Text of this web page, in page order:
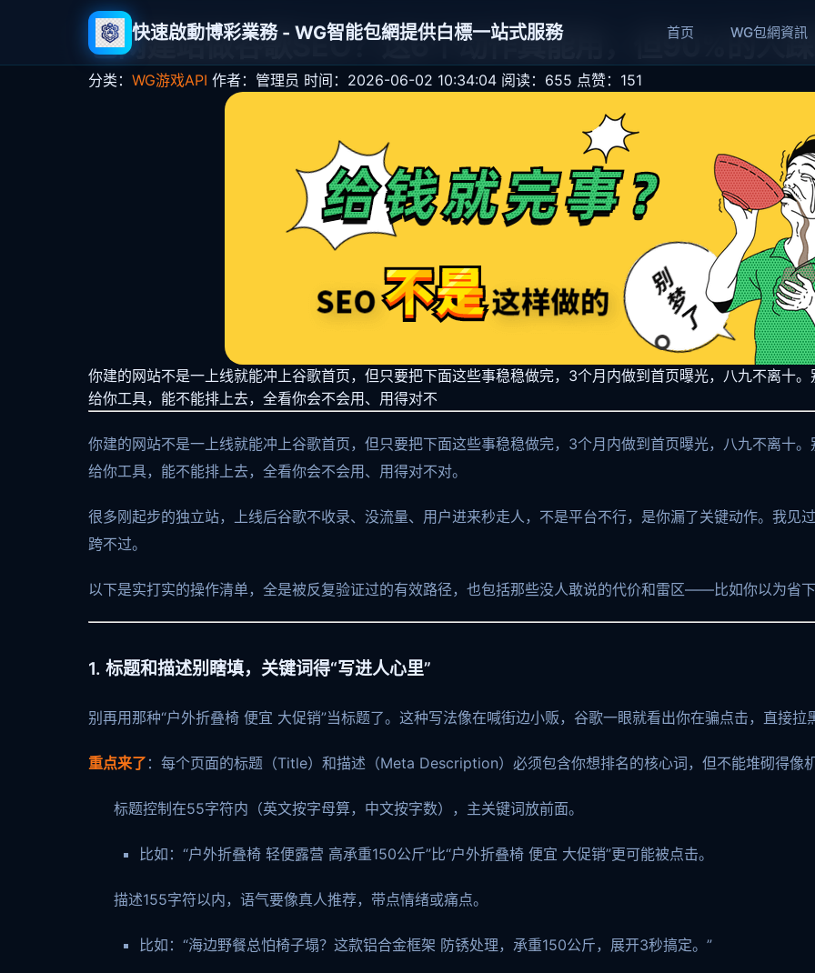
快速啟動博彩業務 - WG智能包網提供白標一站式服務 首页 WG包網資訊
包网建站做谷歌SEO？这6个动作真能用，但90%的人
分类： WG游戏API 作者：管理员 时间：2026-06-02 10:34:04 阅读：655 点赞：151
你建的网站不是一上线就能冲上谷歌首页，但只要把下面这些事稳稳做完，3个月内做到首页曝光，八九不离十
给你工具，能不能排上去，全看你会不会用、用得对不
你建的网站不是一上线就能冲上谷歌首页，但只要把下面这些事稳稳做完，3个月内做到首页曝光，八九不离十
给你工具，能不能排上去，全看你会不会用、用得对不对。
很多刚起步的独立站，上线后谷歌不收录、没流量、用户进来秒走人，不是平台不行，是你漏了关键动作。我见
跨不过。
以下是实打实的操作清单，全是被反复验证过的有效路径，也包括那些没人敢说的代价和雷区——比如你以为省下
1. 标题和描述别瞎填，关键词得“写进人心里”
别再用那种“户外折叠椅 便宜 大促销”当标题了。这种写法像在喊街边小贩，谷歌一眼就看出你在骗点击，直接拉
重点来了 ：每个页面的标题（Title）和描述（Meta Description）必须包含你想排名的核心词，但不能堆砌得像机
标题控制在55字符内（英文按字母算，中文按字数），主关键词放前面。
比如：“户外折叠椅 轻便露营 高承重150公斤”比“户外折叠椅 便宜 大促销”更可能被点击。
描述155字符以内，语气要像真人推荐，带点情绪或痛点。
比如：“海边野餐总怕椅子塌？这款铝合金框架 防锈处理，承重150公斤，展开3秒搞定。”